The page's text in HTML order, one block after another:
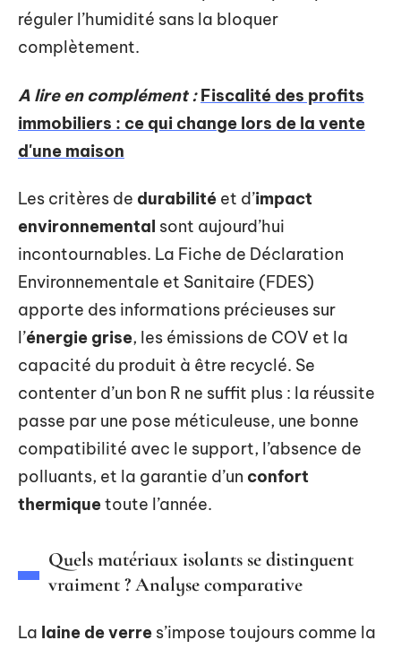
réguler l’humidité sans la bloquer
complètement.
A lire en complément : Fiscalité des profits
immobiliers : ce qui change lors de la vente
d'une maison
Les critères de durabilité et d’impact
environnemental sont aujourd’hui
incontournables. La Fiche de Déclaration
Environnementale et Sanitaire (FDES)
apporte des informations précieuses sur
l’énergie grise, les émissions de COV et la
capacité du produit à être recyclé. Se
contenter d’un bon R ne suffit plus : la réussite
passe par une pose méticuleuse, une bonne
compatibilité avec le support, l’absence de
polluants, et la garantie d’un confort
thermiquetoute l’année.
Quels matériaux isolants se distinguent
vraiment ? Analyse comparative
La laine de verre s’impose toujours comme la